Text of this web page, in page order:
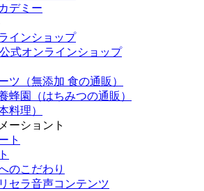
デミー
インショップ
公式オンラインショップ
ツ（無添加 食の通販）
蜂園（はちみつの通販）
料理）
ーショント
ト
のこだわり
セラ音声コンテンツ